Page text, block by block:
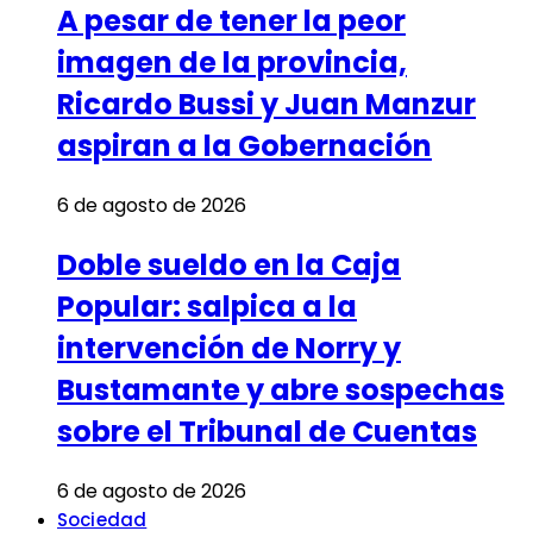
A pesar de tener la peor
imagen de la provincia,
Ricardo Bussi y Juan Manzur
aspiran a la Gobernación
6 de agosto de 2026
Doble sueldo en la Caja
Popular: salpica a la
intervención de Norry y
Bustamante y abre sospechas
sobre el Tribunal de Cuentas
6 de agosto de 2026
Sociedad